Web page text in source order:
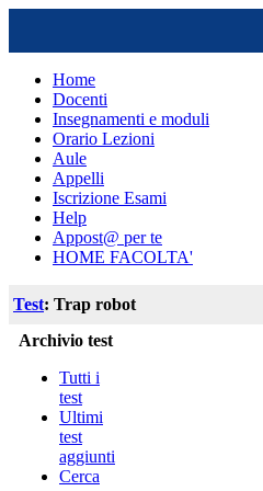
Home
Docenti
Insegnamenti e moduli
Orario Lezioni
Aule
Appelli
Iscrizione Esami
Help
Appost@ per te
HOME FACOLTA'
Test: Trap robot
Archivio test
Tutti i
test
Ultimi
test
aggiunti
Cerca